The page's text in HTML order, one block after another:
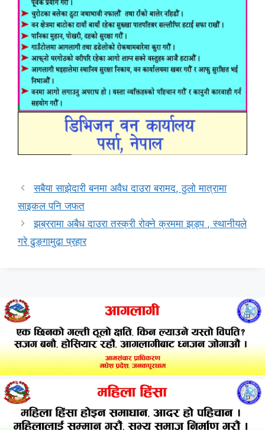
सबैया साझेदारी बनमा अवैध दाउरा बरामद, ठुलो मात्रामा
साइकल पनि जफत
झब्ररामा अबैध दाउरा तस्क्री रोक्ने क्रममा झड्प , स्थानीयले
गरे ढुङ्गामुढा प्रहार